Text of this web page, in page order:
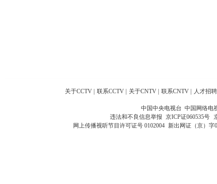
关于CCTV 联系CCTV 关于CNTV 联系CNTV 人才招聘
中国中央电视台 中国网络电
违法和不良信息举报 京ICP证060535号
网上传播视听节目许可证号 0102004 新出网证（京）